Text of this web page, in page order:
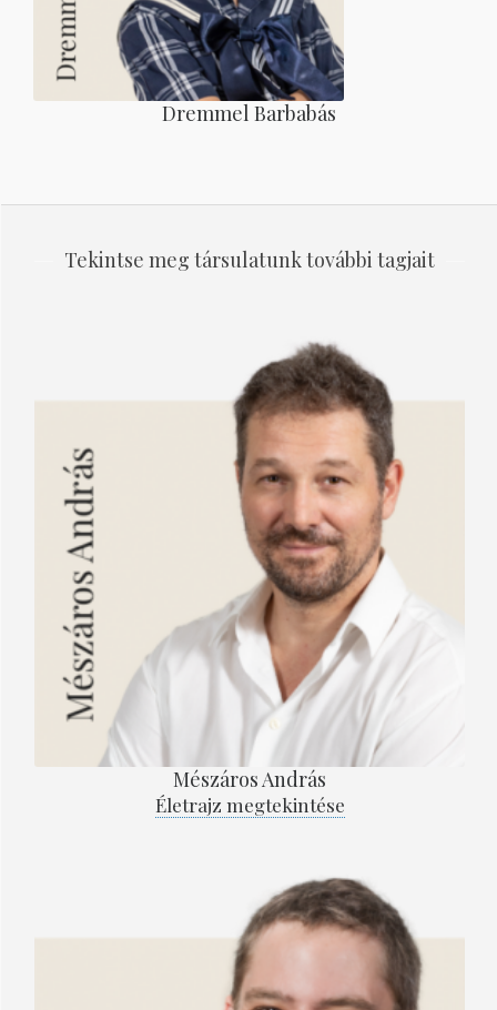
Dremmel Barbabás
Tekintse meg társulatunk további tagjait
Mészáros András
Életrajz megtekintése